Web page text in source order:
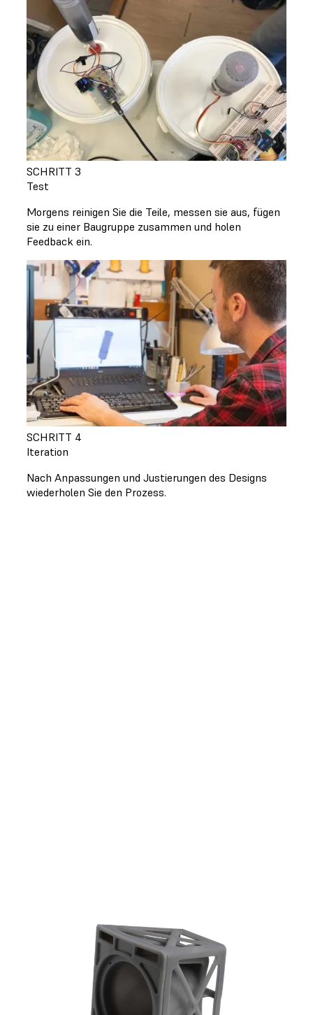
SCHRITT 3
Test
Morgens reinigen Sie die Teile, messen sie aus, fügen
sie zu einer Baugruppe zusammen und holen
Feedback ein.
SCHRITT 4
Iteration
Nach Anpassungen und Justierungen des Designs
wiederholen Sie den Prozess.